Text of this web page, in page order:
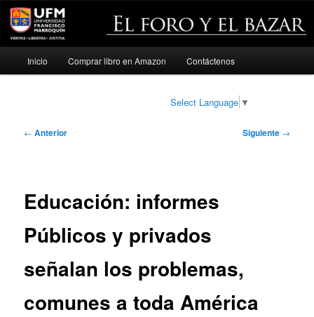
Ir
Inicio Comprar libro en Amazon Contáctenos
Select Language ▼
Navegación
← Anterior Siguiente →
Educación: informes
Públicos y privados
señalan los problemas,
comunes a toda América